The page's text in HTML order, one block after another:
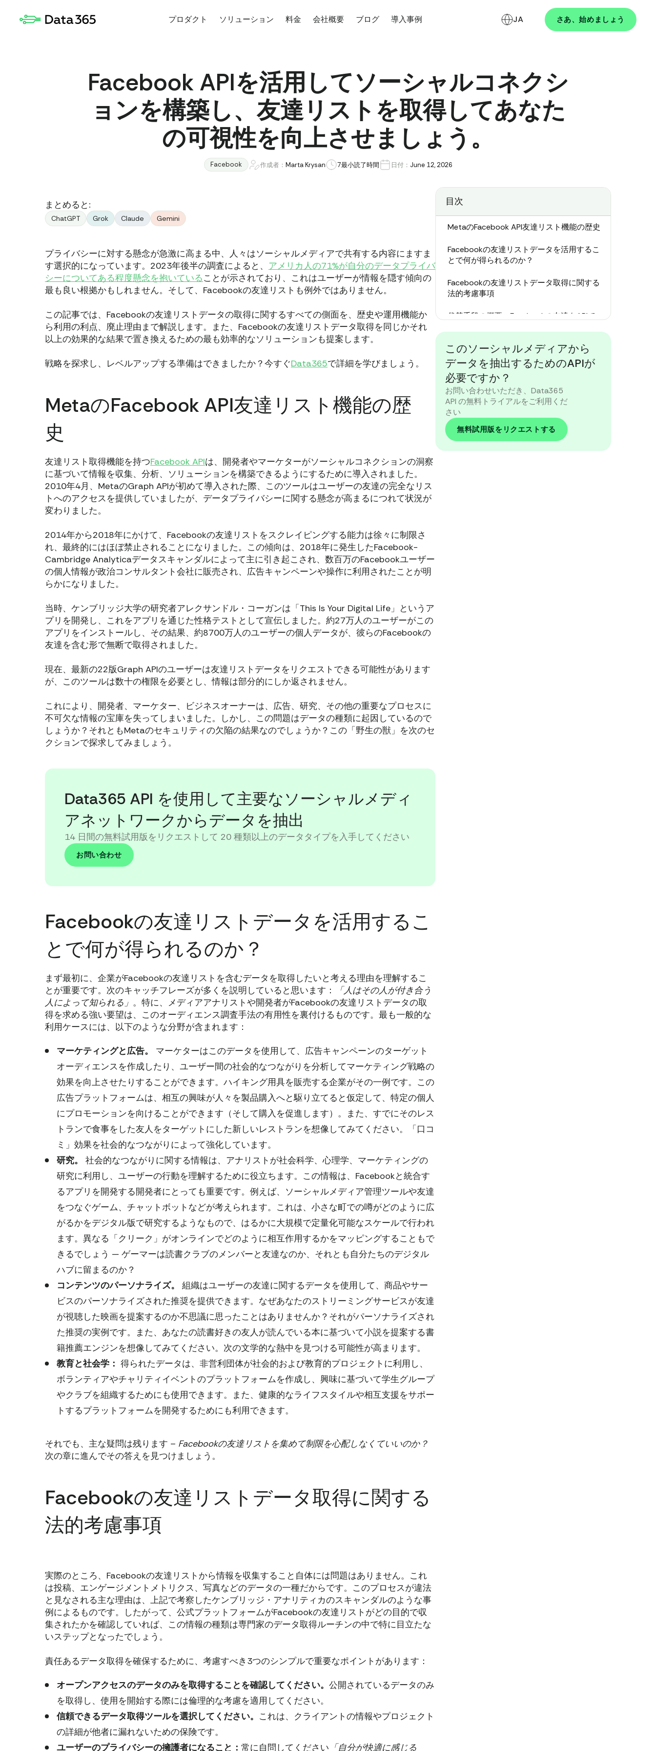
プロダクト ソリューション 料金 会社概要 ブログ 導入事例 JA さあ、始めましょう
Facebook APIを活用してソーシャルコネクシ
ョンを構築し、友達リストを取得してあなた
の可視性を向上させましょう。
Facebook 作成者： Marta Krysan 7最小読了時間 日付： June 12, 2026
まとめると:
ChatGPT Grok Claude Gemini
プライバシーに対する懸念が急激に高まる中、人々はソーシャルメディアで共有する内容にますま
す選択的になっています。2023年後半の調査によると、 アメリカ人の71%が自分のデータプライバ
シーについてある程度懸念を抱いていることが示されており、これはユーザーが情報を隠す傾向の
最も良い根拠かもしれません。そして、Facebookの友達リストも例外ではありません。
この記事では、Facebookの友達リストデータの取得に関するすべての側面を、歴史や運用機能か
ら利用の利点、廃止理由まで解説します。また、Facebookの友達リストデータ取得を同じかそれ
以上の効果的な結果で置き換えるための最も効率的なソリューションも提案します。
戦略を探求し、レベルアップする準備はできましたか？今すぐData365で詳細を学びましょう。
MetaのFacebook API友達リスト機能の歴
史
友達リスト取得機能を持つFacebook APIは、開発者やマーケターがソーシャルコネクションの洞察
に基づいて情報を収集、分析、ソリューションを構築できるようにするために導入されました。
2010年4月、MetaのGraph APIが初めて導入された際、このツールはユーザーの友達の完全なリス
トへのアクセスを提供していましたが、データプライバシーに関する懸念が高まるにつれて状況が
変わりました。
2014年から2018年にかけて、Facebookの友達リストをスクレイピングする能力は徐々に制限さ
れ、最終的にはほぼ禁止されることになりました。この傾向は、2018年に発生したFacebook-
Cambridge Analyticaデータスキャンダルによって主に引き起こされ、数百万のFacebookユーザー
の個人情報が政治コンサルタント会社に販売され、広告キャンペーンや操作に利用されたことが明
らかになりました。
当時、ケンブリッジ大学の研究者アレクサンドル・コーガンは「This Is Your Digital Life」というア
プリを開発し、これをアプリを通じた性格テストとして宣伝しました。約27万人のユーザーがこの
アプリをインストールし、その結果、約8700万人のユーザーの個人データが、彼らのFacebookの
友達を含む形で無断で取得されました。
現在、最新の22版Graph APIのユーザーは友達リストデータをリクエストできる可能性があります
が、このツールは数十の権限を必要とし、情報は部分的にしか返されません。
これにより、開発者、マーケター、ビジネスオーナーは、広告、研究、その他の重要なプロセスに
不可欠な情報の宝庫を失ってしまいました。しかし、この問題はデータの種類に起因しているので
しょうか？それともMetaのセキュリティの欠陥の結果なのでしょうか？この「野生の獣」を次のセ
クションで探求してみましょう。
Data365 API を使用して主要なソーシャルメディ
アネットワークからデータを抽出
14 日間の無料試用版をリクエストして 20 種類以上のデータタイプを入手してください
お問い合わせ
Facebookの友達リストデータを活用するこ
とで何が得られるのか？
まず最初に、企業がFacebookの友達リストを含むデータを取得したいと考える理由を理解するこ
とが重要です。次のキャッチフレーズが多くを説明していると思います：
「人はその人が付き合う
人によって知られる」 。特に、メディアアナリストや開発者がFacebookの友達リストデータの取
得を求める強い要望は、このオーディエンス調査手法の有用性を裏付けるものです。最も一般的な
利用ケースには、以下のような分野が含まれます：
マーケティングと広告。
マーケターはこのデータを使用して、広告キャンペーンのターゲット
オーディエンスを作成したり、ユーザー間の社会的なつながりを分析してマーケティング戦略の
効果を向上させたりすることができます。ハイキング用具を販売する企業がその一例です。この
広告プラットフォームは、相互の興味が人々を製品購入へと駆り立てると仮定して、特定の個人
にプロモーションを向けることができます（そして購入を促進します）。また、すでにそのレス
トランで食事をした友人をターゲットにした新しいレストランを想像してみてください。「口コ
ミ」効果を社会的なつながりによって強化しています。
研究。
社会的なつながりに関する情報は、アナリストが社会科学、心理学、マーケティングの
研究に利用し、ユーザーの行動を理解するために役立ちます。この情報は、Facebookと統合す
るアプリを開発する開発者にとっても重要です。例えば、ソーシャルメディア管理ツールや友達
をつなぐゲーム、チャットボットなどが考えられます。これは、小さな町での噂がどのように広
がるかをデジタル版で研究するようなもので、はるかに大規模で定量化可能なスケールで行われ
ます。異なる「クリーク」がオンラインでどのように相互作用するかをマッピングすることもで
きるでしょう — ゲーマーは読書クラブのメンバーと友達なのか、それとも自分たちのデジタル
ハブに留まるのか？
コンテンツのパーソナライズ。
組織はユーザーの友達に関するデータを使用して、商品やサー
ビスのパーソナライズされた推奨を提供できます。なぜあなたのストリーミングサービスが友達
が視聴した映画を提案するのか不思議に思ったことはありませんか？それがパーソナライズされ
た推奨の実例です。また、あなたの読書好きの友人が読んでいる本に基づいて小説を提案する書
籍推薦エンジンを想像してみてください。次の文学的な熱中を見つける可能性が高まります。
教育と社会学： 得られたデータは、非営利団体が社会的および教育的プロジェクトに利用し、
ボランティアやチャリティイベントのプラットフォームを作成し、興味に基づいて学生グループ
やクラブを組織するためにも使用できます。また、健康的なライフスタイルや相互支援をサポー
トするプラットフォームを開発するためにも利用できます。
それでも、主な疑問は残ります – Facebookの友達リストを集めて制限を心配しなくていいのか？
次の章に進んでその答えを見つけましょう。
Facebookの友達リストデータ取得に関する
法的考慮事項
実際のところ、Facebookの友達リストから情報を収集すること自体には問題はありません。これ
は投稿、エンゲージメントメトリクス、写真などのデータの一種だからです。このプロセスが違法
と見なされる主な理由は、上記で考察したケンブリッジ・アナリティカのスキャンダルのような事
例によるものです。したがって、公式プラットフォームがFacebookの友達リストがどの目的で収
集されたかを確認していれば、この情報の種類は専門家のデータ取得ルーチンの中で特に目立たな
いステップとなったでしょう。
責任あるデータ取得を確保するために、考慮すべき3つのシンプルで重要なポイントがあります：
オープンアクセスのデータのみを取得することを確認してください。 公開されているデータのみ
を取得し、使用を開始する際には倫理的な考慮を適用してください。
信頼できるデータ取得ツールを選択してください。 これは、クライアントの情報やプロジェクト
の詳細が他者に漏れないための保険です。
ユーザーのプライバシーの擁護者になること： 常に自問してください 「自分が快適に感じる
目次
MetaのFacebook API友達リスト機能の歴史
Facebookの友達リストデータを活用するこ
とで何が得られるのか？
Facebookの友達リストデータ取得に関する
法的考慮事項
代替手段の概要：Facebookの友達をAPIで
Data365.coのソーシャルメディアAPIを使
用したデータ取得の短いガイド
結論を導く
このソーシャルメディアから
データを抽出するためのAPIが
必要ですか？
お問い合わせいただき、Data365
API の無料トライアルをご利用くだ
さい
無料試用版をリクエストする